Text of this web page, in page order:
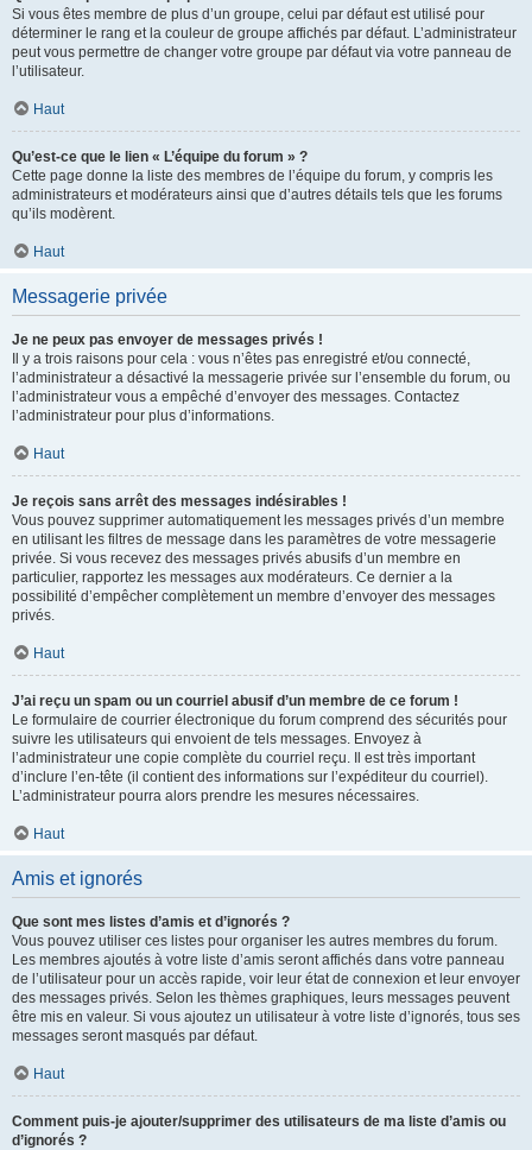
Si vous êtes membre de plus d’un groupe, celui par défaut est utilisé pour
déterminer le rang et la couleur de groupe affichés par défaut. L’administrateur
peut vous permettre de changer votre groupe par défaut via votre panneau de
l’utilisateur.
Haut
Qu’est-ce que le lien « L’équipe du forum » ?
Cette page donne la liste des membres de l’équipe du forum, y compris les
administrateurs et modérateurs ainsi que d’autres détails tels que les forums
qu’ils modèrent.
Haut
Messagerie privée
Je ne peux pas envoyer de messages privés !
Il y a trois raisons pour cela : vous n’êtes pas enregistré et/ou connecté,
l’administrateur a désactivé la messagerie privée sur l’ensemble du forum, ou
l’administrateur vous a empêché d’envoyer des messages. Contactez
l’administrateur pour plus d’informations.
Haut
Je reçois sans arrêt des messages indésirables !
Vous pouvez supprimer automatiquement les messages privés d’un membre
en utilisant les filtres de message dans les paramètres de votre messagerie
privée. Si vous recevez des messages privés abusifs d’un membre en
particulier, rapportez les messages aux modérateurs. Ce dernier a la
possibilité d’empêcher complètement un membre d’envoyer des messages
privés.
Haut
J’ai reçu un spam ou un courriel abusif d’un membre de ce forum !
Le formulaire de courrier électronique du forum comprend des sécurités pour
suivre les utilisateurs qui envoient de tels messages. Envoyez à
l’administrateur une copie complète du courriel reçu. Il est très important
d’inclure l’en-tête (il contient des informations sur l’expéditeur du courriel).
L’administrateur pourra alors prendre les mesures nécessaires.
Haut
Amis et ignorés
Que sont mes listes d’amis et d’ignorés ?
Vous pouvez utiliser ces listes pour organiser les autres membres du forum.
Les membres ajoutés à votre liste d’amis seront affichés dans votre panneau
de l’utilisateur pour un accès rapide, voir leur état de connexion et leur envoyer
des messages privés. Selon les thèmes graphiques, leurs messages peuvent
être mis en valeur. Si vous ajoutez un utilisateur à votre liste d’ignorés, tous ses
messages seront masqués par défaut.
Haut
Comment puis-je ajouter/supprimer des utilisateurs de ma liste d’amis ou
d’ignorés ?